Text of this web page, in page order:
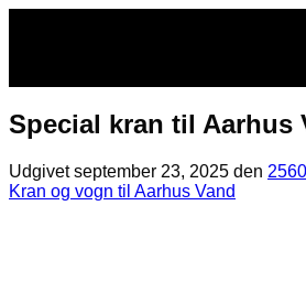
Special kran til Aarhus
Udgivetseptember 23, 2025 den
Kran og vogn til Aarhus Vand